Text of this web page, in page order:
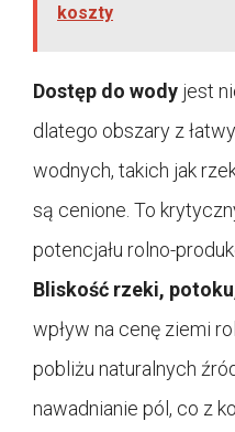
koszty
Dostęp do wody jest
dlatego obszary z
wodnych, takich jak
są cenione. To
potencjału rolno-
Bliskość rzeki,
wpływ na cenę ziemi
pobliżu naturalnych
nawadnianie pól, co z